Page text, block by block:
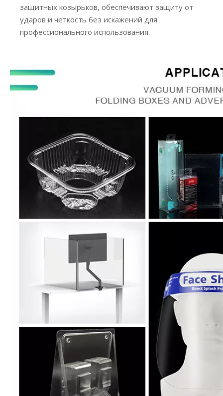
защитных козырьков, обеспечивают защиту от
ударов и четкость без искажений для
профессионального использования.